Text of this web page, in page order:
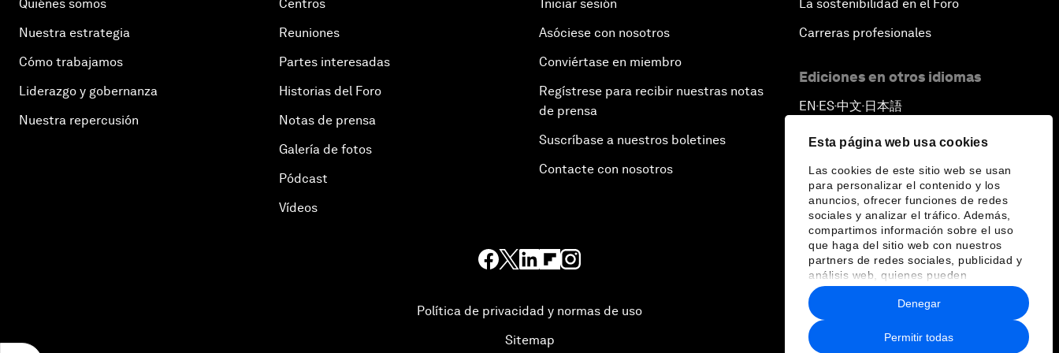
Esta página web usa cookies
Las cookies de este sitio web se usan
para personalizar el contenido y los
anuncios, ofrecer funciones de redes
sociales y analizar el tráfico. Además,
compartimos información sobre el uso
que haga del sitio web con nuestros
partners de redes sociales, publicidad y
análisis web, quienes pueden
combinarla con otra información que les
haya proporcionado o que hayan
recopilado a partir del uso que haya
hecho de sus servicios.
Permitir todas
Denegar
Quiénes somos
Nuestra estrategia
Cómo trabajamos
Liderazgo y gobernanza
Nuestra repercusión
Centros
Reuniones
Partes interesadas
Historias del Foro
Notas de prensa
Galería de fotos
Pódcast
Vídeos
Iniciar sesión
Asóciese con nosotros
Conviértase en miembro
Regístrese para recibir nuestras notas
de prensa
Suscríbase a nuestros boletines
Contacte con nosotros
La sostenibilidad en el Foro
Carreras profesionales
Ediciones en otros idiomas
EN ▪ ES▪中文▪ 日本語
Política de privacidad y normas de uso
Sitemap